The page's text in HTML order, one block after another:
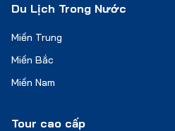
Du Lịch Trong Nước
Miền Trung
Miền Bắc
Miền Nam
Tour cao cấp